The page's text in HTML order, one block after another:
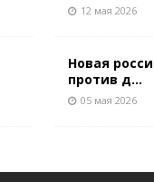
12 мая 2026
Новая
против д...
05 мая 2026